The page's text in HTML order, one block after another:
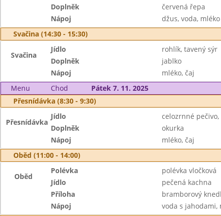
Doplněk
červená řepa
Nápoj
džus, voda, mléko
Svačina (14:30 - 15:30)
Svačina
Jídlo
rohlík, tavený sýr
Doplněk
jablko
Nápoj
mléko, čaj
Menu
Chod
Pátek 7. 11. 2025
Přesnídávka (8:30 - 9:30)
Přesnídávka
Jídlo
celozrnné
Doplněk
okurka
Nápoj
mléko, čaj
Oběd (11:00 - 14:00)
Oběd
Polévka
polévka vločková
Jídlo
pečená kachna
Příloha
bramborový
Nápoj
voda s jahodami,